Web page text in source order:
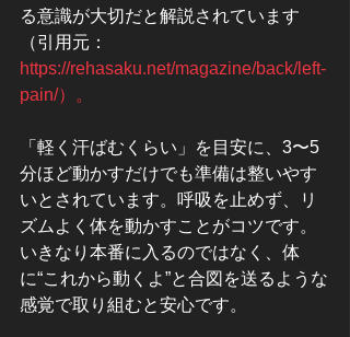
る意識が大切だと解説されています
（引用元：
https://rehasaku.net/magazine/back/left-
pain/）。
「軽く汗ばむくらい」を目安に、3〜5
分ほど動かすだけでも準備は整いやす
いとされています。呼吸を止めず、リ
ズムよく体を動かすことがコツです。
いきなり本番に入るのではなく、体
に“これから動くよ”と合図を送るような
感覚で取り組むと安心です。